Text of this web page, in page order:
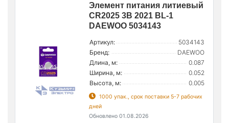
Элемент питания литиевый
CR2025 3В 2021 BL-1
DAEWOO 5034143
Артикул:
5034143
Бренд:
DAEWOO
Длина, м:
0.087
Ширина, м:
0.052
Высота, м:
0.005
1000 упак., срок поставки 5-7 рабочих
дней
Обновлено 01.08.2026